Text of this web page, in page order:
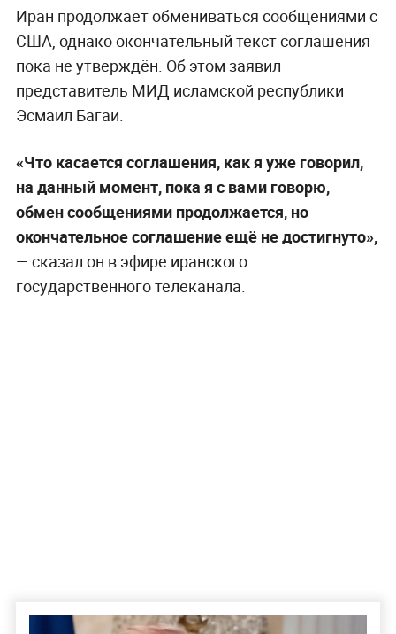
Иран продолжает обмениваться сообщениями с
США, однако окончательный текст соглашения
пока не утверждён. Об этом заявил
представитель МИД исламской республики
Эсмаил Багаи.
«Что касается соглашения, как я уже говорил,
на данный момент, пока я с вами говорю,
обмен сообщениями продолжается, но
окончательное соглашение ещё не достигнуто»,
— сказал он в эфире иранского
государственного телеканала.